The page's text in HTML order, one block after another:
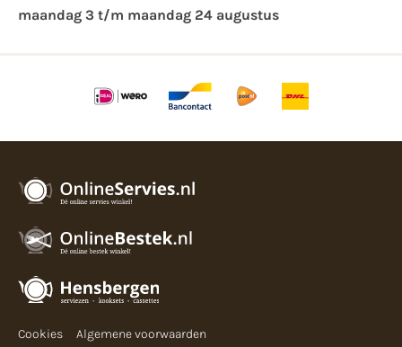
maandag 3 t/m maandag 24 augustus
Cookies Algemene voorwaarden